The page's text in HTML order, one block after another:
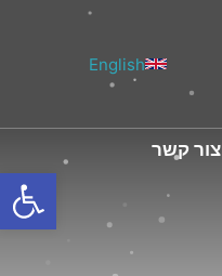
פתח
English
צור קשר